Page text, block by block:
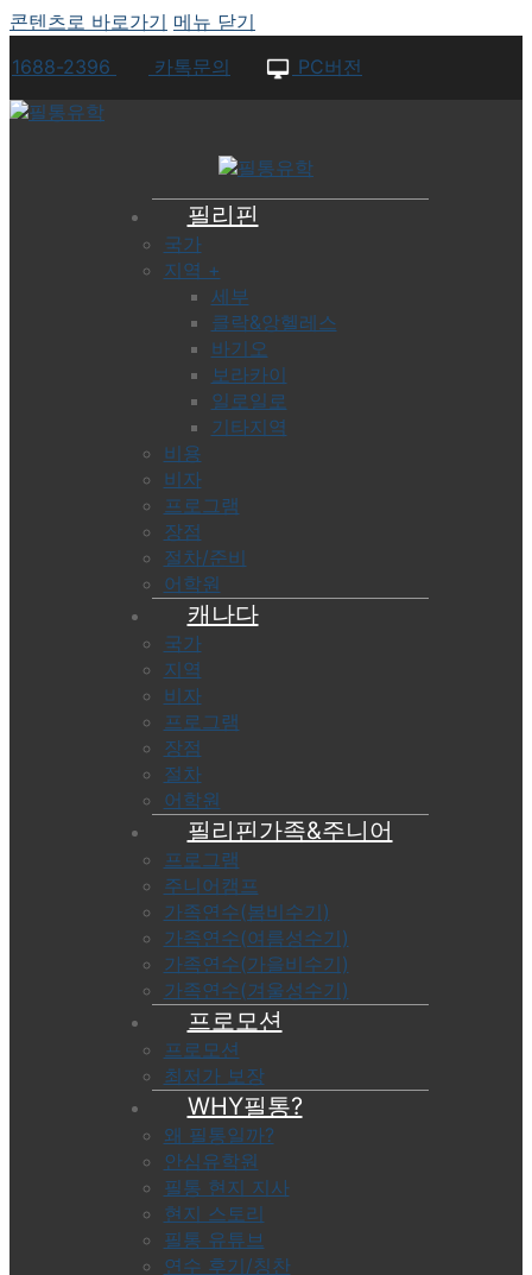
콘텐츠로 바로가기 메뉴 닫기
1688-2396
카톡문의 PC버전
필리핀
국가
지역 +
세부
클락&앙헬레스
바기오
보라카이
일로일로
기타지역
비용
비자
프로그램
장점
절차/준비
어학원
캐나다
국가
지역
비자
프로그램
장점
절차
어학원
필리핀가족&주니어
프로그램
주니어캠프
가족연수(봄비수기)
가족연수(여름성수기)
가족연수(가을비수기)
가족연수(겨울성수기)
프로모션
프로모션
최저가 보장
WHY필통?
왜 필통일까?
안심유학원
필통 현지 지사
현지 스토리
필통 유튜브
연수 후기/칭찬